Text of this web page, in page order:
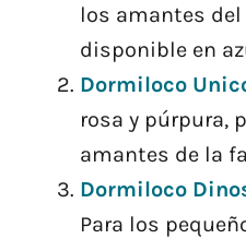
los amantes del
disponible en
Dormiloco
rosa y púrpura,
amantes de la
Dormiloco
Para los